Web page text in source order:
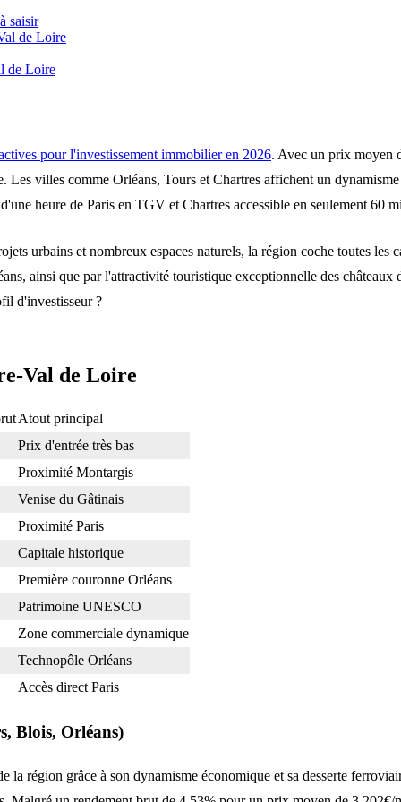
saisir
de Loire
de Loire
pour l'investissement immobilier en 2026. Avec un prix moyen
villes comme Orléans, Tours et Chartres affichent un
heure de Paris en TGV et Chartres accessible en seulement 60
urbains et nombreux espaces naturels, la région coche toutes les
ainsi que par l'attractivité touristique exceptionnelle des
d'investisseur ?
Val de Loire
Atout principal
Prix d'entrée très bas
Proximité Montargis
Venise du Gâtinais
Proximité Paris
Capitale historique
Première couronne Orléans
Patrimoine UNESCO
Zone commerciale dynamique
Technopôle Orléans
Accès direct Paris
Blois, Orléans)
la région grâce à son dynamisme économique et sa desserte